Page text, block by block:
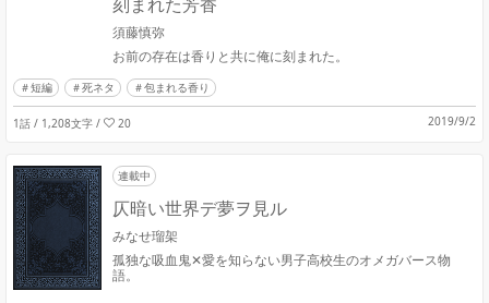
須藤慎弥
お前の存在は香りと共に俺に刻まれた。
短編 死ネタ 包まれる香り
1話 / 1,208文字 / 20 2019/9/2
連載中
仄暗い世界デ夢ヲ見ル
みなせ瑠架
孤独な吸血鬼✕愛を知らない男子高校生のオメガバース物
語。